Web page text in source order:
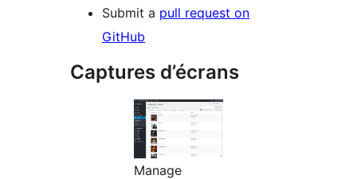
Submit a pull request on
GitHub
Captures d’écrans
Manage